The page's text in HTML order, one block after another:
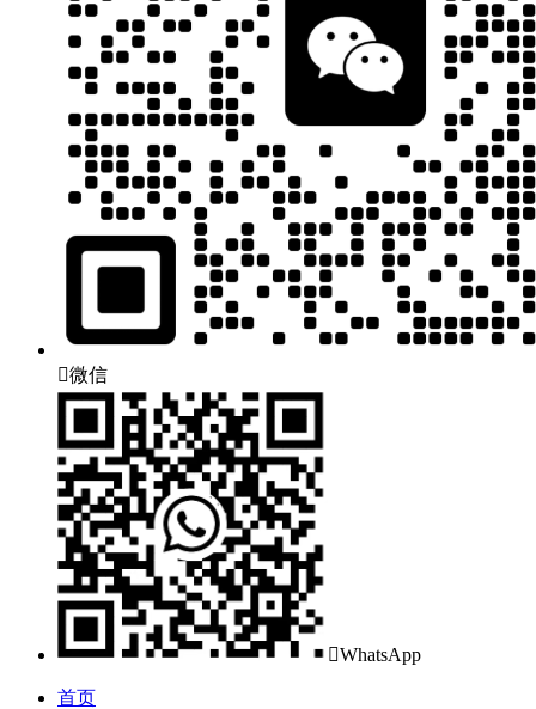
微信
WhatsApp
首页